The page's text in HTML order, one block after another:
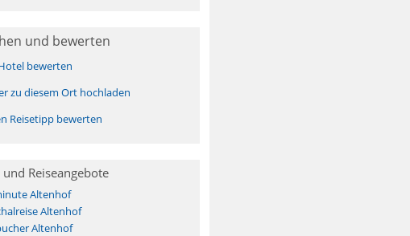
und bewerten
bewerten
zu diesem Ort hochladen
Reisetipp bewerten
Reiseangebote
Altenhof
Altenhof
Altenhof